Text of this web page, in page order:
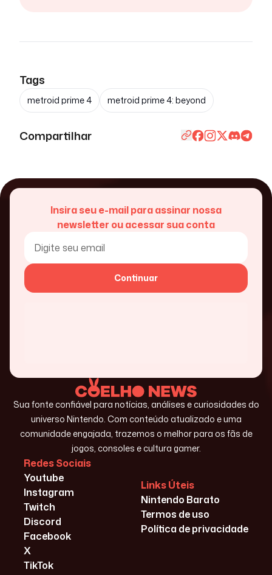
Tags
metroid prime 4 metroid prime 4: beyond
Compartilhar
Insira seu e-mail para assinar nossa
newsletter ou acessar sua conta
Continuar
Sua fonte confiável para notícias, análises e curiosidades do
universo Nintendo. Com conteúdo atualizado e uma
comunidade engajada, trazemos o melhor para os fãs de
jogos, consoles e cultura gamer.
Redes Sociais
Youtube
Instagram
Twitch
Discord
Facebook
X
TikTok
Links Úteis
Nintendo Barato
Termos de uso
Política de privacidade